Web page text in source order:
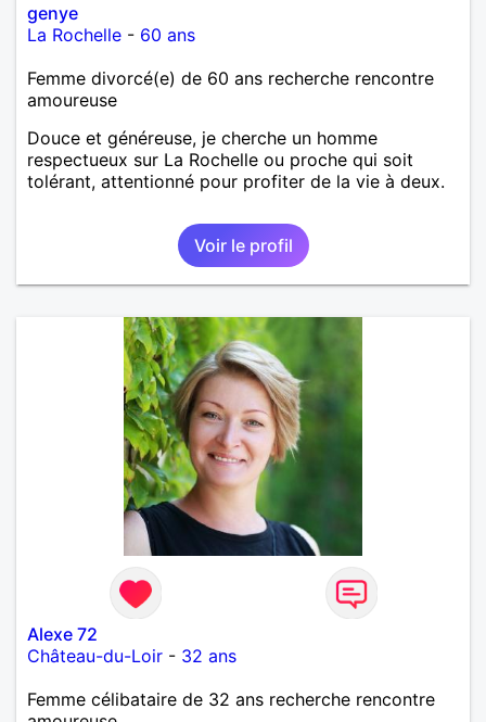
genye
La Rochelle - 60 ans
Femme divorcé(e) de 60 ans recherche rencontre
amoureuse
Douce et généreuse, je cherche un homme
respectueux sur La Rochelle ou proche qui soit
tolérant, attentionné pour profiter de la vie à deux.
Voir le profil
Alexe 72
Château-du-Loir - 32 ans
Femme célibataire de 32 ans recherche rencontre